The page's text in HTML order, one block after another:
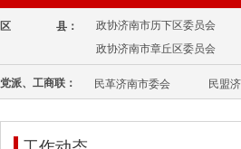
区 县： 政协济南市历下区委员会
政协济南市章丘区委员会
党派、工商联： 民革济南市委会 民盟